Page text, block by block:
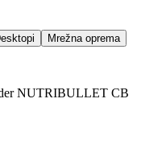
Mrežna oprema
NUTRIBULLET CB